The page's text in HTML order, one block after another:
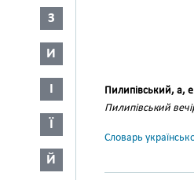
З
И
І
Ї
Й
Пилипівський, а,
Пилипівський
Словарь